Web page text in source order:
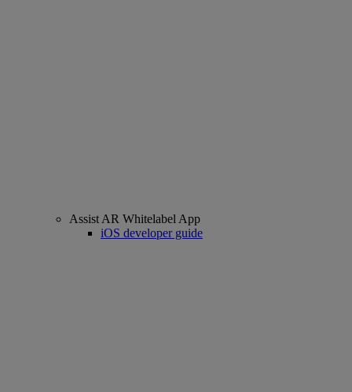
Assist AR Whitelabel App
iOS developer guide